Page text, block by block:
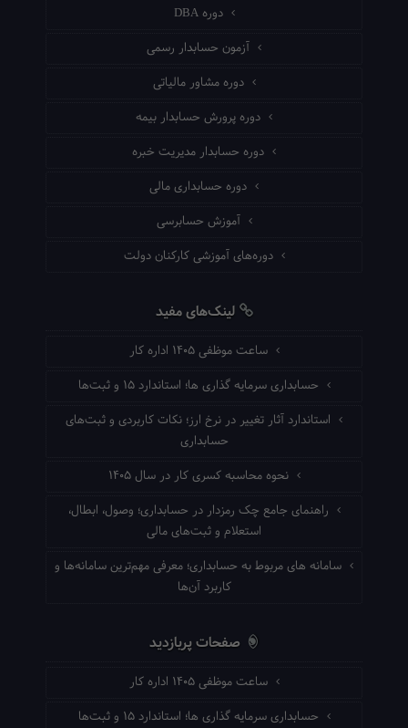
دوره DBA
آزمون حسابدار رسمی
دوره مشاور مالیاتی
دوره پرورش حسابدار بیمه
دوره حسابدار مدیریت خبره
دوره حسابداری مالی
آموزش حسابرسی
دوره‌های آموزشی کارکنان دولت
لینک‌های مفید
ساعت موظفی ۱۴۰۵ اداره کار
حسابداری سرمایه گذاری ها؛ استاندارد ۱۵ و ثبت‌ها
استاندارد آثار تغییر در نرخ ارز؛ نکات کاربردی و ثبت‌های
حسابداری
نحوه محاسبه کسری کار در سال ۱۴۰۵
راهنمای جامع چک رمزدار در حسابداری؛ وصول، ابطال،
استعلام و ثبت‌های مالی
سامانه های مربوط به حسابداری؛ معرفی مهم‌ترین سامانه‌ها و
کاربرد آن‌ها
صفحات پربازدید
ساعت موظفی ۱۴۰۵ اداره کار
حسابداری سرمایه گذاری ها؛ استاندارد ۱۵ و ثبت‌ها